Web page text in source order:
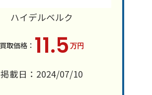
ハイデルベルク
11.5 万円
掲載日：2024/07/10